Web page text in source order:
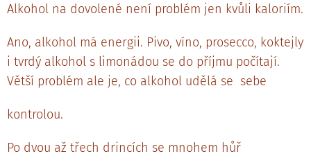
Alkohol na dovolené není problém jen kvůli kaloriím.
Ano, alkohol má energii. Pivo, víno, prosecco, koktejly
i tvrdý alkohol s limonádou se do příjmu počítají.
Větší problém ale je, co alkohol udělá se sebe
kontrolou.
Po dvou až třech drincích se mnohem hůř